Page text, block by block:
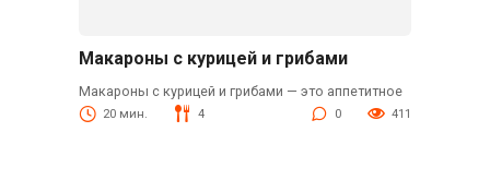
Макароны с курицей и грибами
Макароны с курицей и грибами — это аппетитное
20 мин. 4 0 411